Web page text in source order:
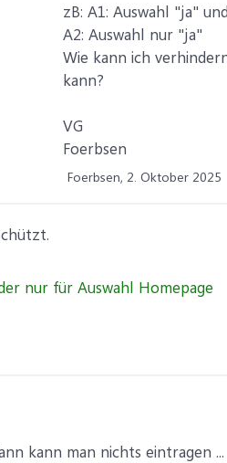
zB: A1: Auswahl "ja"
A2: Auswahl nur "ja"
Wie kann ich
kann?
VG
Foerbsen
Foerbsen, 2. Oktober 2025
kann man nichts eintragen